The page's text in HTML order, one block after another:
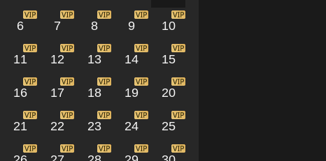
6 7 8 9 10
11 12 13 14 15
16 17 18 19 20
21 22 23 24 25